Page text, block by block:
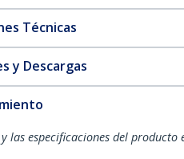
Técnicas
y Descargas
las especificaciones del